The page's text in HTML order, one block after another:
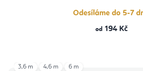
Odesíláme do 5-7
od 194 Kč
3,6 m 4,6 m 6 m